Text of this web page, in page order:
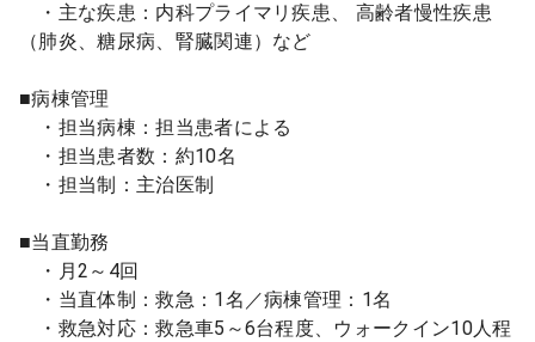
・主な疾患：内科プライマリ疾患、 高齢者慢性疾患
（肺炎、糖尿病、腎臓関連）など
■病棟管理
・担当病棟：担当患者による
・担当患者数：約10名
・担当制：主治医制
■当直勤務
・月2～4回
・当直体制：救急：1名／病棟管理：1名
・救急対応：救急車5～6台程度、ウォークイン10人程